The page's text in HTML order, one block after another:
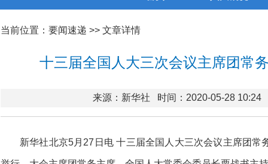
当前位置： 要闻速递 >> 文章详情
十三届全国人大三次会议主席团常
来源：新华社 时间：2020-05-28 10:24
新华社北京5月27日电 十三届全国人大三次会议主席团常